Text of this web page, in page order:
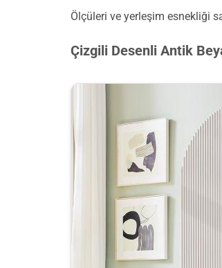
Ölçüleri ve yerleşim esnekliği
Çizgili Desenli Antik